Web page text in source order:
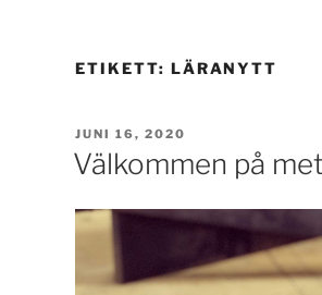
ETIKETT: LÄRANYTT
PUBLICERAT
JUNI 16, 2020
Välkommen på